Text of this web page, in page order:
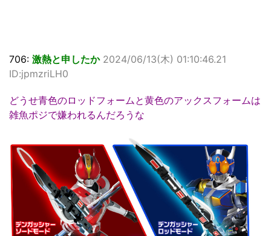
706: 激熱と申したか 2024/06/13(木) 01:10:46.21
ID:jpmzriLH0
どうせ青色のロッドフォームと黄色のアックスフォームは
雑魚ポジで嫌われるんだろうな